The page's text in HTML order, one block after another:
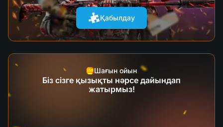
Қабылдау
Шағын ойын
Біз сізге қызықты нәрсе дайындап
жатырмыз!